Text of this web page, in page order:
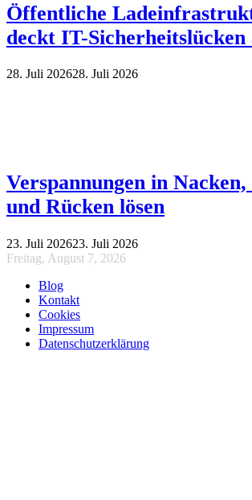
Öffentliche
deckt IT-Sicherheitslücken
28. Juli 202628. Juli 2026
Verspannungen in
und Rücken lösen
23. Juli 202623. Juli 2026
Freitag, August 7, 2026
Blog
Kontakt
Cookies
Impressum
Datenschutzerklärung